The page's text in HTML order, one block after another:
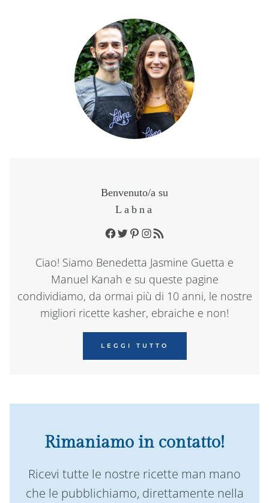
Benvenuto/a su
Labna
Facebook
TwitterPinterest
Instagram
RSS Feed
Ciao! Siamo Benedetta Jasmine Guetta e
Manuel Kanah e su queste pagine
condividiamo, da ormai più di 10 anni, le nostre
migliori ricette kasher, ebraiche e non!
LEGGI TUTTO
Rimaniamo in contatto!
Ricevi tutte le nostre ricette man mano
che le pubblichiamo, direttamente nella